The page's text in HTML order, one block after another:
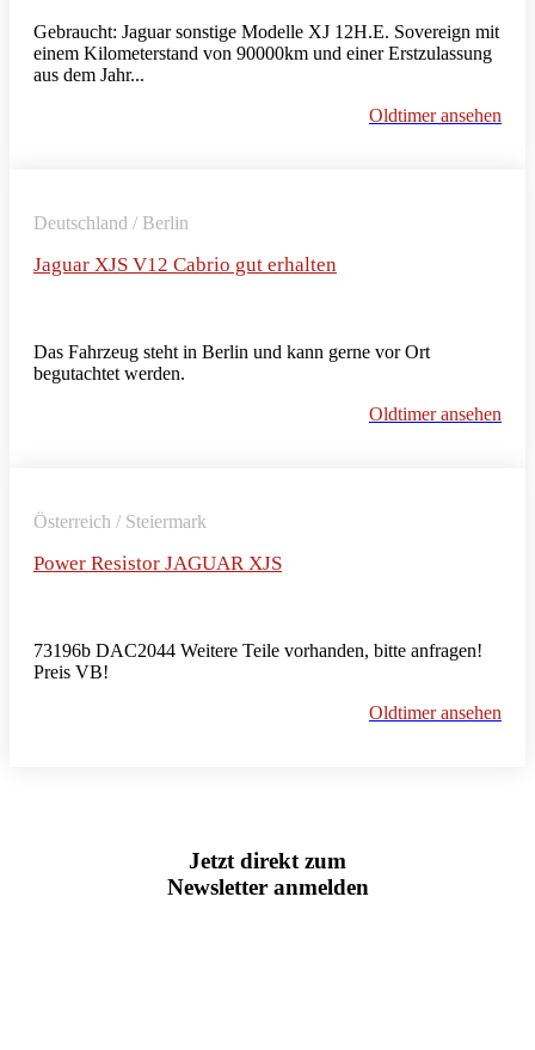
Gebraucht: Jaguar sonstige Modelle XJ 12H.E. Sovereign mit
einem Kilometerstand von 90000km und einer Erstzulassung
aus dem Jahr...
Oldtimer ansehen
Deutschland / Berlin
Jaguar XJS V12 Cabrio gut erhalten
Das Fahrzeug steht in Berlin und kann gerne vor Ort
begutachtet werden.
Oldtimer ansehen
Österreich / Steiermark
Power Resistor JAGUAR XJS
73196b DAC2044 Weitere Teile vorhanden, bitte anfragen!
Preis VB!
Oldtimer ansehen
Jetzt direkt zum
Newsletter anmelden